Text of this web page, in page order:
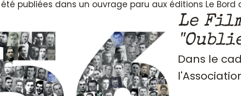
publiées dans un ouvrage paru aux éditions Le Bord
Le
Dans le